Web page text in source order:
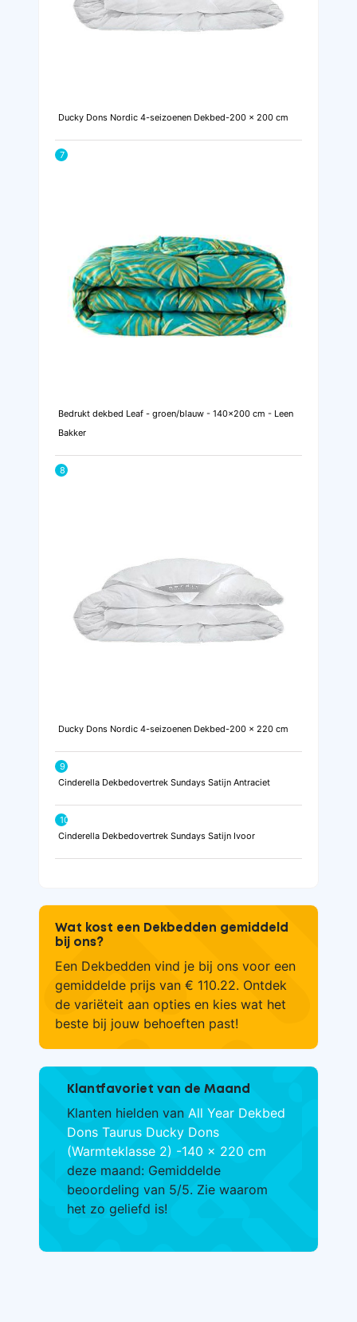
Ducky Dons Nordic 4-seizoenen Dekbed-200 x 200 cm
7
Bedrukt dekbed Leaf - groen/blauw - 140x200 cm - Leen
Bakker
8
Ducky Dons Nordic 4-seizoenen Dekbed-200 x 220 cm
9
Cinderella Dekbedovertrek Sundays Satijn Antraciet
10
Cinderella Dekbedovertrek Sundays Satijn Ivoor
Wat kost een Dekbedden gemiddeld
bij ons?
Een Dekbedden vind je bij ons voor een
gemiddelde prijs van € 110.22. Ontdek
de variëteit aan opties en kies wat het
beste bij jouw behoeften past!
Klantfavoriet van de Maand
Klanten hielden van All Year Dekbed
Dons Taurus Ducky Dons
(Warmteklasse 2) -140 x 220 cm
deze maand: Gemiddelde
beoordeling van 5/5. Zie waarom
het zo geliefd is!